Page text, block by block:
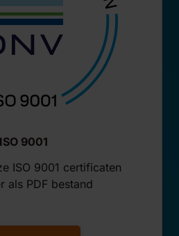
ISO 9001
ISO 9001 certificaten
als PDF bestand